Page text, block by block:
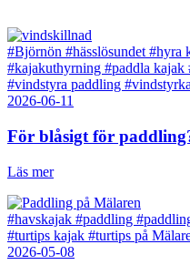
#Björnön #hässlösundet #hyra
#kajakuthyrning #paddla kajak
#vindstyra paddling #vindstyrka
2026-06-11
För blåsigt för
Läs mer
#havskajak #paddling
#turtips kajak #turtips på
2026-05-08